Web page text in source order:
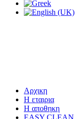
Αρχικη
Η εταιρια
Η αποθηκη
EASY CLEAN